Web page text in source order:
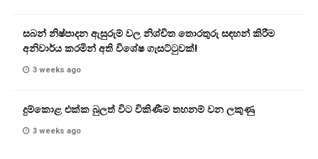
සබන් නිෂ්පාදන ඇසුරුම් වල නිශ්චිත තොරතුරු සඳහන් කිරීම
අනිවාර්ය කරමින් අති විශේෂ ගැසට්ටුවක්!
3 weeks ago
දුම්කොළ එක්ක බුලත් විට විකිණීම තහනම් වන ලකුණු
3 weeks ago